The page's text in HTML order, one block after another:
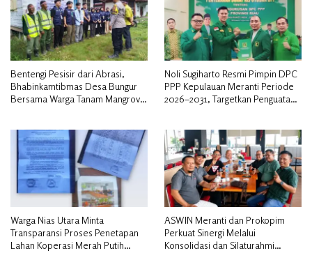
Bentengi Pesisir dari Abrasi,
Bhabinkamtibmas Desa Bungur
Bersama Warga Tanam Mangrove
Noli Sugiharto Resmi Pimpin DPC
PPP Kepulauan Meranti Periode
2026–2031, Targetkan Penguatan
Warga Nias Utara Minta
Transparansi Proses Penetapan
Lahan Koperasi Merah Putih
ASWIN Meranti dan Prokopim
Perkuat Sinergi Melalui
Konsolidasi dan Silaturahmi